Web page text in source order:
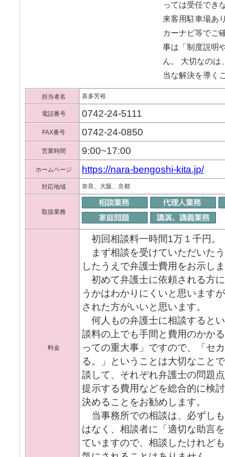
っては受任でき
来客用駐車場あ
カーナビ等でご
事は「制度説明
ん。 大切なのは
当な解決を導く
担当者名 喜多芳裕
電話番号 0742-24-5111
FAX番号 0742-24-0850
営業時間 9:00~17:00
ホームページ https://nara-bengoshi-kita.jp/
対応地域 奈良、大阪、京都
取扱業務
料金
初回相談料一時間1万１千円。
まず相談を受けていただいた
したうえで弁護士費用をお示し
初めて弁護士に依頼される方
うかはわかりにくいと思います
された方がいいと思います。
何人もの弁護士に相談すると
談料の上でも手間と費用のかか
っての重大事」ですので、「セ
る。」ということは大切なこと
談して、それぞれ弁護士の問題
提示する費用などを総合的に検
決めることをお勧めします。
当事務所での相談は、必ずし
はなく、相談者に「適切な助言
ていますので、相談したけれど